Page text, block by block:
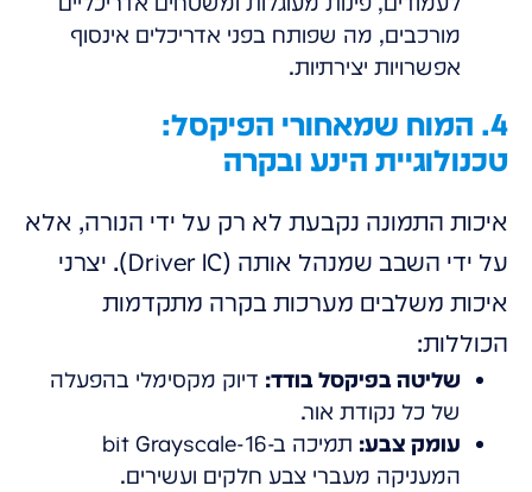
מורכבים, מה שפותח בפני אדריכלים אינסוף
אפשרויות יצירתיות.
4. המוח שמאחורי הפיקסל:
טכנולוגיית הינע ובקרה
איכות התמונה נקבעת לא רק על ידי הנורה, אלא
על ידי השבב שמנהל אותה (Driver IC). יצרני
איכות משלבים מערכות בקרה מתקדמות
הכוללות:
שליטה בפיקסל בודד: דיוק מקסימלי בהפעלה
של כל נקודת אור.
עומק צבע:
תמיכה ב-16-bit Grayscale
המעניקה מעברי צבע חלקים ועשירים.